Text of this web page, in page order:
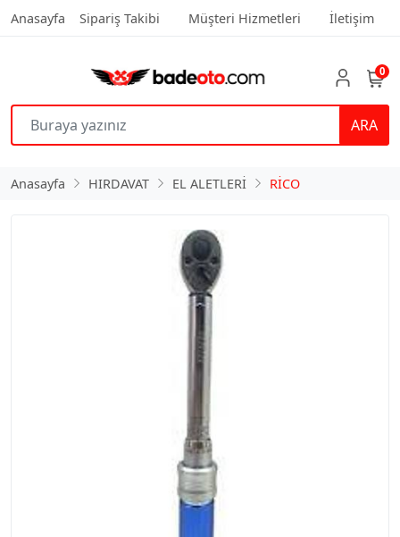
Anasayfa Sipariş Takibi Müşteri Hizmetleri İletişim
ARA
0
Anasayfa HIRDAVAT EL ALETLERİ RİCO